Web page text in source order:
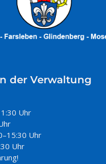
der Verwaltung
Uhr
Uhr
Uhr